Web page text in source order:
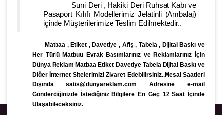
Suni Deri , Hakiki Deri Ruhsat Kabı ve
Pasaport Kılıfı Modellerimiz Jelatinli (Ambalaj)
içinde Müşterilerimize Teslim Edilmektedir..
Matbaa , Etiket , Davetiye , Afiş , Tabela , Dijital Baskı ve
Her Türlü Matbuu EvrakBasımlarınız ve Reklamlarınız İçin
Dünya Reklam Matbaa Etiket Davetiye Tabela Dijital Baskı ve
Diğer İnternet Sitelerimizi Ziyaret Edebilirsiniz..Mesai Saatleri
Dışında satis@dunyareklam.com Adresine e-mail
Gönderdiğinizde İstediğiniz Bilgilere En Geç 12 Saat İçinde
Ulaşabileceksiniz.